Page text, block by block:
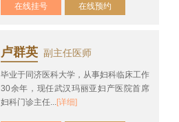
在线挂号 在线预约
卢群英 副主任医师
毕业于同济医科大学，从事妇科临床工作
30余年，现任武汉玛丽亚妇产医院首席
妇科门诊主任... [详细]